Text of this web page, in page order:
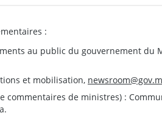
:
au public du gouvernement du
et mobilisation,
commentaires de ministres) :
.